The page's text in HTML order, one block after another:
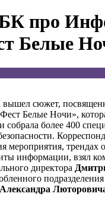
про
Белые
вышел сюжет,
Белые Ночи»,
собрала более 400
мероприятия, трендах
информации, взял
директора
Александра